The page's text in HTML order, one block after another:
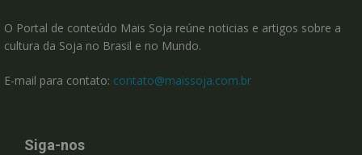
O Portal de conteúdo Mais Soja reúne noticias e artigos sobre a
cultura da Soja no Brasil e no Mundo.
E-mail para contato: contato@maissoja.com.br
Siga-nos